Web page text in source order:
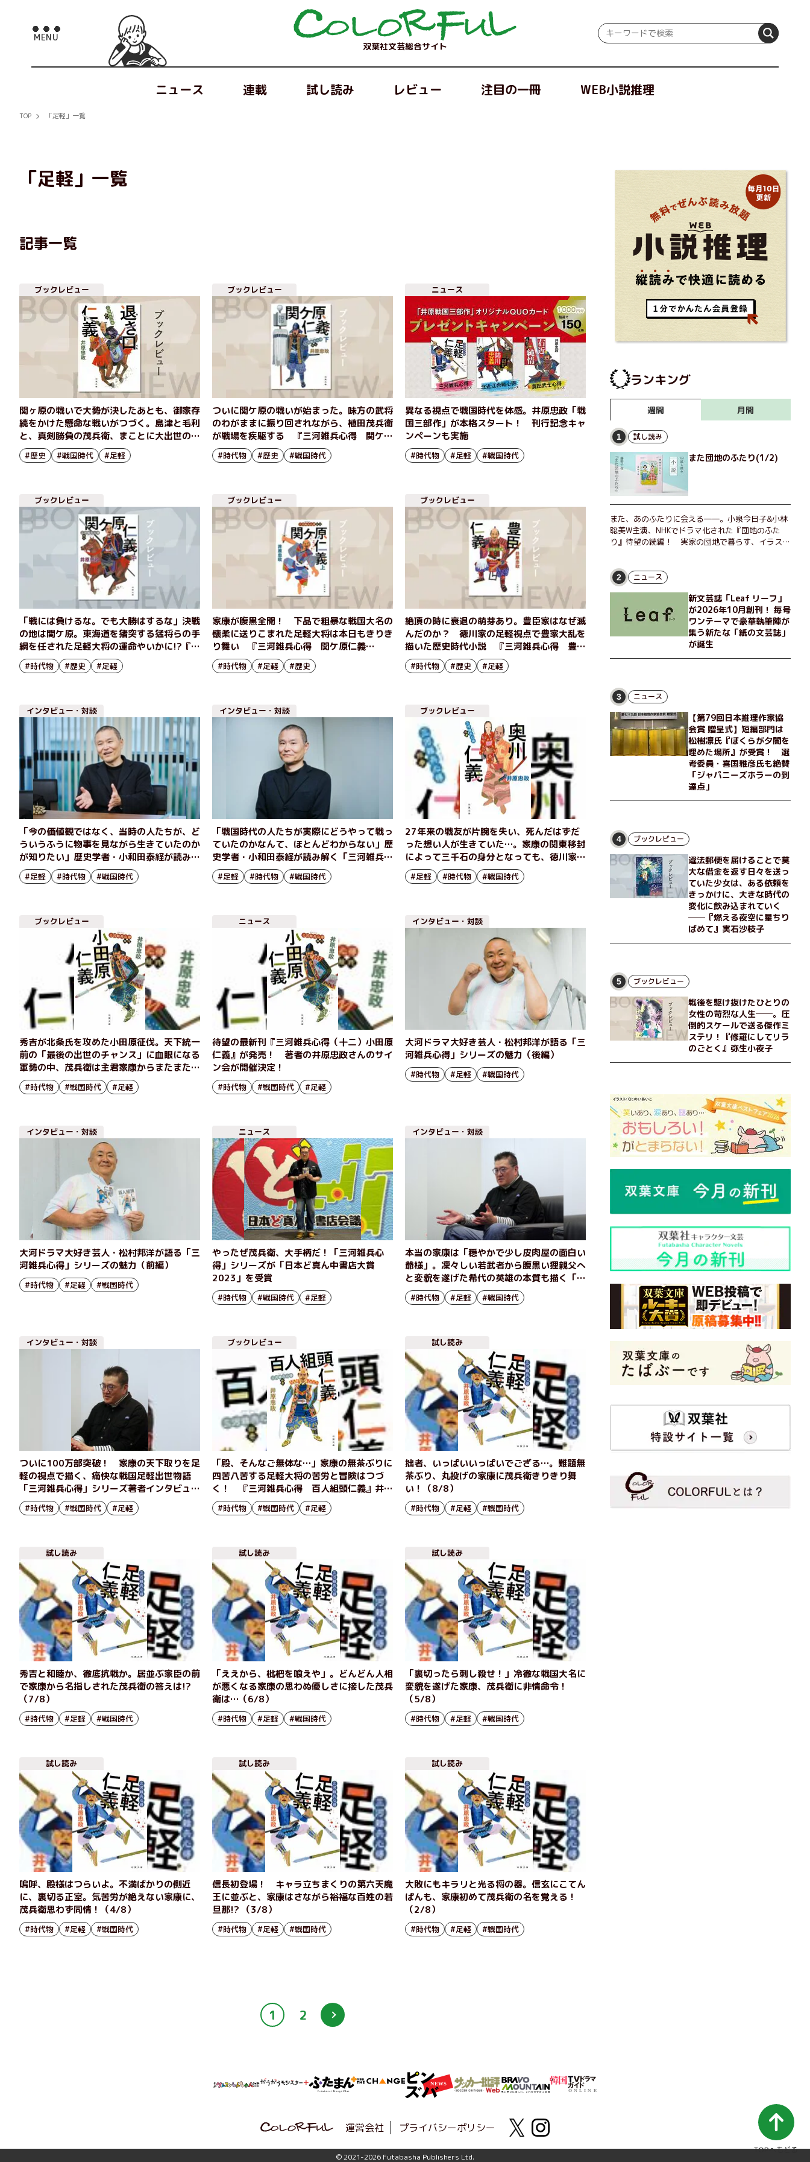
双葉社文芸総合サイト
ニュース 連載 試し読み レビュー 注目の一冊 WEB小説推理
TOP 「足軽」一覧
「足軽」一覧
記事一覧
ブックレビュー
関ヶ原の戦いで大勢が決したあとも、御家存
続をかけた懸命な戦いがつづく。島津と毛利
と、真剣勝負の茂兵衛、まことに大出世の最
新刊第18弾！『三河雑兵心得 拾八 退き口仁
義』井原忠政
#歴史 #戦国時代 #足軽
ブックレビュー
ついに関ケ原の戦いが始まった。味方の武将
のわがままに振り回されながら、植田茂兵衛
が戦場を疾駆する 『三河雑兵心得 関ケ原
仁義（下）』井原忠政
#時代物 #歴史 #戦国時代
ニュース
異なる視点で戦国時代を体感。井原忠政「戦
国三部作」が本格スタート！ 刊行記念キャ
ンペーンも実施
#時代物 #足軽 #戦国時代
ブックレビュー
「戦には負けるな。でも大勝はするな」決戦
の地は関ケ原。東海道を猪突する猛将らの手
綱を任された足軽大将の運命やいかに!?『三
河雑兵心得 関ヶ原仁義（中）』井原忠政
#時代物 #歴史 #足軽
ブックレビュー
家康が腹黒全開！ 下品で粗暴な戦国大名の
懐柔に送りこまれた足軽大将は本日もきりき
り舞い 『三河雑兵心得 関ケ原仁義
（上）』井原忠政
#時代物 #足軽 #歴史
ブックレビュー
絶頂の時に衰退の萌芽あり。豊臣家はなぜ滅
んだのか？ 徳川家の足軽視点で豊家大乱を
描いた歴史時代小説 『三河雑兵心得 豊臣
仁義』井原忠政
#時代物 #歴史 #足軽
インタビュー・対談
「今の価値観ではなく、当時の人たちが、ど
ういうふうに物事を見ながら生きていたのか
が知りたい」歴史学者・小和田泰経が読み解
く「三河雑兵心得」シリーズの魅力（後編）
#足軽 #時代物 #戦国時代
インタビュー・対談
「戦国時代の人たちが実際にどうやって戦っ
ていたのかなんて、ほとんどわからない」歴
史学者・小和田泰経が読み解く「三河雑兵心
得」シリーズの魅力（前編）
#足軽 #時代物 #戦国時代
ブックレビュー
27年来の戦友が片腕を失い、死んだはずだ
った想い人が生きていた…。家康の関東移封
によって三千石の身分となっても、徳川家の
足軽大将・植田茂兵衛の悩みは尽きない
『三河雑兵心得 奥州仁義』井原忠政
#足軽 #時代物 #戦国時代
ブックレビュー
秀吉が北条氏を攻めた小田原征伐。天下統一
前の「最後の出世のチャンス」に血眼になる
軍勢の中、茂兵衛は主君家康からまたまた困
難な任務を命じられる 『三河雑兵心得 小
田原仁義』井原忠政
#時代物 #戦国時代 #足軽
ニュース
待望の最新刊『三河雑兵心得（十二）小田原
仁義』が発売！ 著者の井原忠政さんのサイ
ン会が開催決定！
#時代物 #戦国時代 #足軽
インタビュー・対談
大河ドラマ大好き芸人・松村邦洋が語る「三
河雑兵心得」シリーズの魅力（後編）
#時代物 #足軽 #戦国時代
インタビュー・対談
大河ドラマ大好き芸人・松村邦洋が語る「三
河雑兵心得」シリーズの魅力（前編）
#時代物 #足軽 #戦国時代
ニュース
やったぜ茂兵衛、大手柄だ！「三河雑兵心
得」シリーズが「日本ど真ん中書店大賞
2023」を受賞
#時代物 #戦国時代 #足軽
インタビュー・対談
本当の家康は「穏やかで少し皮肉屋の面白い
爺様」。凜々しい若武者から腹黒い狸親父へ
と変貌を遂げた希代の英雄の本質も描く「三
河雑兵心得」シリーズ著者インタビュー（後
編）
#時代物 #足軽 #戦国時代
インタビュー・対談
ついに100万部突破！ 家康の天下取りを足
軽の視点で描く、痛快な戦国足軽出世物語
「三河雑兵心得」シリーズ著者インタビュー
（前編）
#時代物 #戦国時代 #足軽
ブックレビュー
「殿、そんなご無体な…」家康の無茶ぶりに
四苦八苦する足軽大将の苦労と冒険はつづ
く！ 『三河雑兵心得 百人組頭仁義』井原
忠政
#時代物 #戦国時代 #足軽
試し読み
拙者、いっぱいいっぱいでござる…。難題無
茶ぶり、丸投げの家康に茂兵衛きりきり舞
い！（8/8）
#時代物 #足軽 #戦国時代
試し読み
秀吉と和睦か、徹底抗戦か。居並ぶ家臣の前
で家康から名指しされた茂兵衛の答えは!?
（7/8）
#時代物 #足軽 #戦国時代
試し読み
「ええから、枇杷を喰えや」。どんどん人相
が悪くなる家康の思わぬ優しさに接した茂兵
衛は…（6/8）
#時代物 #足軽 #戦国時代
試し読み
「裏切ったら刺し殺せ！」冷徹な戦国大名に
変貌を遂げた家康、茂兵衛に非情命令！
（5/8）
#時代物 #足軽 #戦国時代
試し読み
嗚呼、殿様はつらいよ。不満ばかりの側近
に、裏切る正室。気苦労が絶えない家康に、
茂兵衛思わず同情！（4/8）
#時代物 #足軽 #戦国時代
試し読み
信長初登場！ キャラ立ちまくりの第六天魔
王に並ぶと、家康はさながら裕福な百姓の若
旦那!? （3/8）
#時代物 #足軽 #戦国時代
試し読み
大敗にもキラリと光る将の器。信玄にこてん
ぱんも、家康初めて茂兵衛の名を覚える！
（2/8）
#時代物 #足軽 #戦国時代
1 2
ランキング
週間 月間
1 試し読み
また団地のふたり(1/2)
また、あのふたりに会える――。小泉今日子&小林
聡美W主演、NHKでドラマ化された『団地のふた
り』待望の続編！ 実家の団地で暮らす、イラスト
ょっとした贅沢を楽しんだり、近所のおばちゃんの
恋バナを聞いてあげたり、部屋でふたりだけの「台
湾映画祭」を催したり。50代独身、幼なじみの変
わらぬ友情とささやかな幸せの日々を描く。
2 ニュース
新文芸誌「Leaf リーフ」
が2026年10月創刊！ 毎号
ワンテーマで豪華執筆陣が
集う新たな「紙の文芸誌」
が誕生
3 ニュース
【第79回日本推理作家協
会賞 贈呈式】短編部門は
松樹凛氏『ぼくらが夕闇を
埋めた場所』が受賞！ 選
考委員・喜国雅彦氏も絶賛
「ジャパニーズホラーの到
達点」
4 ブックレビュー
違法郵便を届けることで莫
大な借金を返す日々を送っ
ていた少女は、ある依頼を
きっかけに、大きな時代の
変化に飲み込まれていく
──『燃える夜空に星ちり
ばめて』実石沙枝子
5 ブックレビュー
戦後を駆け抜けたひとりの
女性の苛烈な人生──。圧
倒的スケールで送る傑作ミ
ステリ！『修羅にしてリラ
のごとく』弥生小夜子
運営会社 プライバシーポリシー
© 2021-2026 Futabasha Publishers Ltd.
TOPへもどる